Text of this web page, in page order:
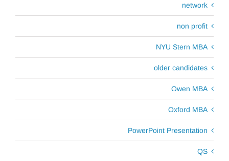
network
non profit
NYU Stern MBA
older candidates
Owen MBA
Oxford MBA
PowerPoint Presentation
QS